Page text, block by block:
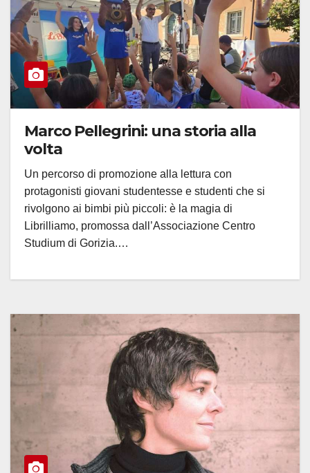
Marco Pellegrini: una storia alla
volta
Un percorso di promozione alla lettura con
protagonisti giovani studentesse e studenti che si
rivolgono ai bimbi più piccoli: è la magia di
Librilliamo, promossa dall’Associazione Centro
Studium di Gorizia.…